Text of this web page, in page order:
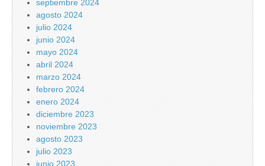
septiembre 2024
agosto 2024
julio 2024
junio 2024
mayo 2024
abril 2024
marzo 2024
febrero 2024
enero 2024
diciembre 2023
noviembre 2023
agosto 2023
julio 2023
junio 2023